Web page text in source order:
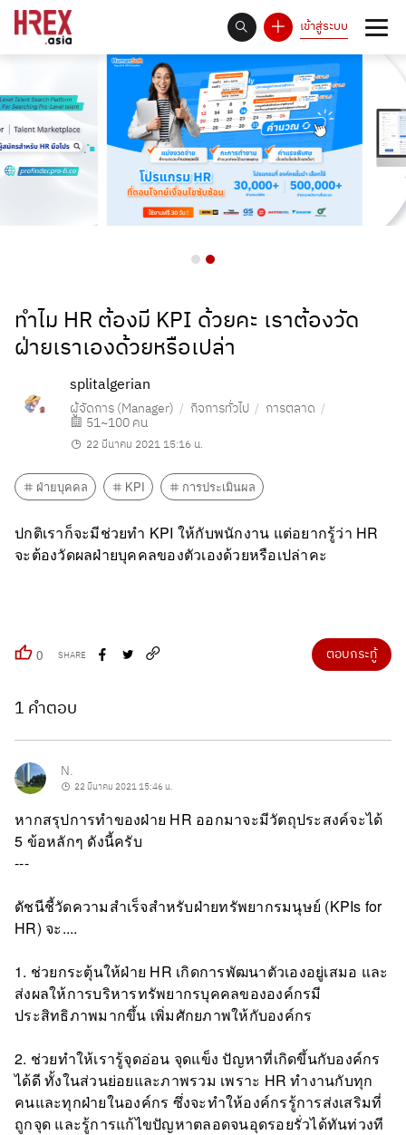
เข้าสู่ระบบ
Answer Rate is 93%
ทำไม HR ต้องมี KPI ด้วยคะ เราต้องวัด
ฝ่ายเราเองด้วยหรือเปล่า
splitalgerian
ผู้จัดการ (Manager) กิจการทั่วไป การตลาด
51~100 คน
22 มีนาคม 2021 15:16 น.
ฝ่ายบุคคล KPI การประเมินผล
ปกติเราก็จะมีช่วยทำ KPI ให้กับพนักงาน แต่อยากรู้ว่า HR
จะต้องวัดผลฝ่ายบุคคลของตัวเองด้วยหรือเปล่าคะ
0 SHARE ตอบกระทู้
1 คำตอบ
N.
22 มีนาคม 2021 15:46 น.
หากสรุปการทำของฝ่าย HR ออกมาจะมีวัตถุประสงค์จะได้
5 ข้อหลักๆ ดังนี้ครับ
---
ดัชนีชี้วัดความสำเร็จสำหรับฝ่ายทรัพยากรมนุษย์ (KPIs for
HR) จะ....
1. ช่วยกระตุ้นให้ฝ่าย HR เกิดการพัฒนาตัวเองอยู่เสมอ และ
ส่งผลให้การบริหารทรัพยากรบุคคลขององค์กรมี
ประสิทธิภาพมากขึ้น เพิ่มศักยภาพให้กับองค์กร
2. ช่วยทำให้เรารู้จุดอ่อน จุดแข็ง ปัญหาที่เกิดขึ้นกับองค์กร
ได้ดี ทั้งในส่วนย่อยและภาพรวม เพราะ HR ทำงานกับทุก
คนและทุกฝ่ายในองค์กร ซึ่งจะทำให้องค์กรรู้การส่งเสริมที่
ถูกจุด และรู้การแก้ไขปัญหาตลอดจนอุดรอยรั่วได้ทันท่วงที